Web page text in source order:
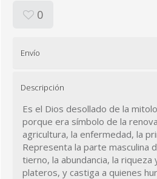
0
Envío
Descripción
Es el Dios desollado de la
porque era símbolo de la
agricultura, la enfermedad, la
Representa la parte masculina
tierno, la abundancia, la
plateros, y castiga a quienes